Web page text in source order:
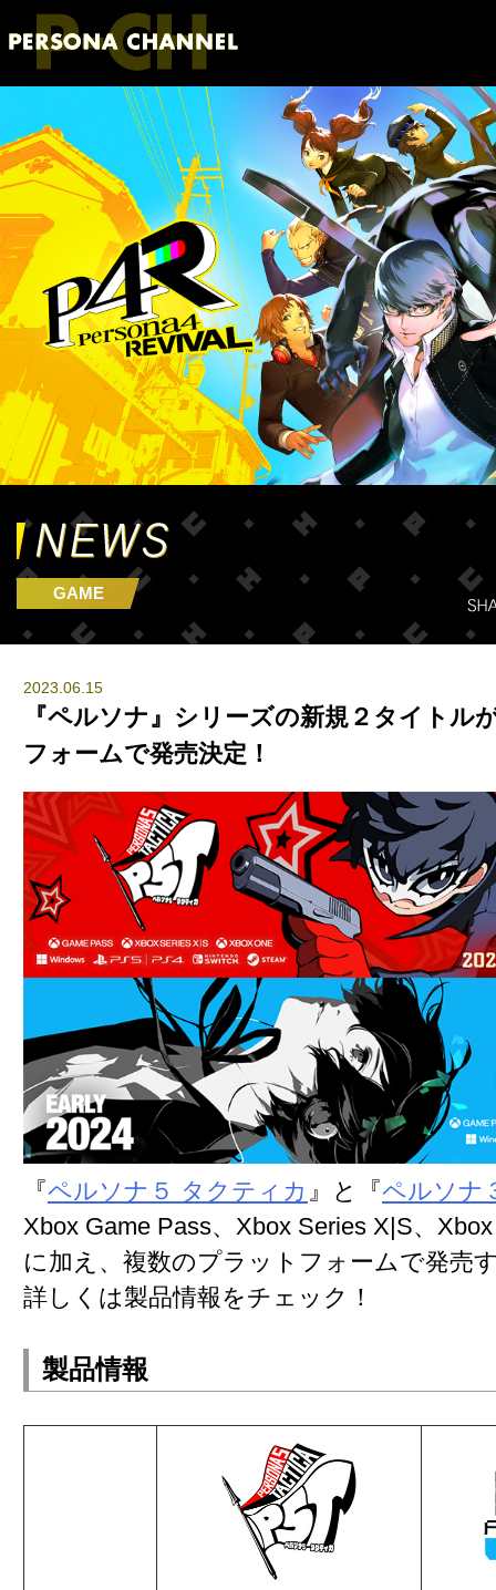
GAME
2023.06.15
『ペルソナ』シリーズの新規２タイトル
フォームで発売決定！
『ペルソナ５ タクティカ 』と『ペルソナ
Xbox Game Pass、Xbox Series X|S、
に加え、複数のプラットフォームで発売
詳しくは製品情報をチェック！
製品情報